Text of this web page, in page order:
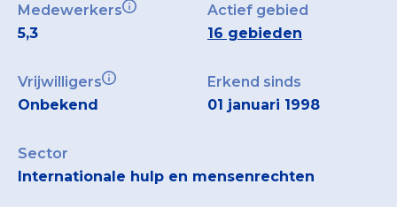
Medewerkers
5,3
Actief gebied
16 gebieden
Vrijwilligers
Onbekend
Erkend sinds
01 januari 1998
Sector
Internationale hulp en mensenrechten